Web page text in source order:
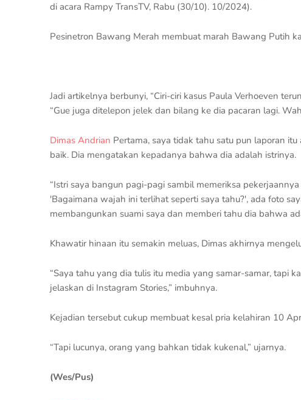
di acara Rampy TransTV, Rabu (30/10). 10/2024).
Pesinetron Bawang Merah membuat marah Bawang Putih
Jadi artikelnya berbunyi, “Ciri-ciri kasus Paula Verhoeven
“Gue juga ditelepon jelek dan bilang ke dia pacaran lagi.
Dimas Andrian Pertama, saya tidak tahu satu pun laporan
baik. Dia mengatakan kepadanya bahwa dia adalah istrinya.
“Istri saya bangun pagi-pagi sambil memeriksa
'Bagaimana wajah ini terlihat seperti saya tahu?', ada foto
membangunkan suami saya dan memberi tahu dia bahwa
Khawatir hinaan itu semakin meluas, Dimas akhirnya
“Saya tahu yang dia tulis itu media yang samar-samar, tapi
jelaskan di Instagram Stories,” imbuhnya.
Kejadian tersebut cukup membuat kesal pria kelahiran 10
“Tapi lucunya, orang yang bahkan tidak kukenal,” ujarnya.
(Wes/Pus)